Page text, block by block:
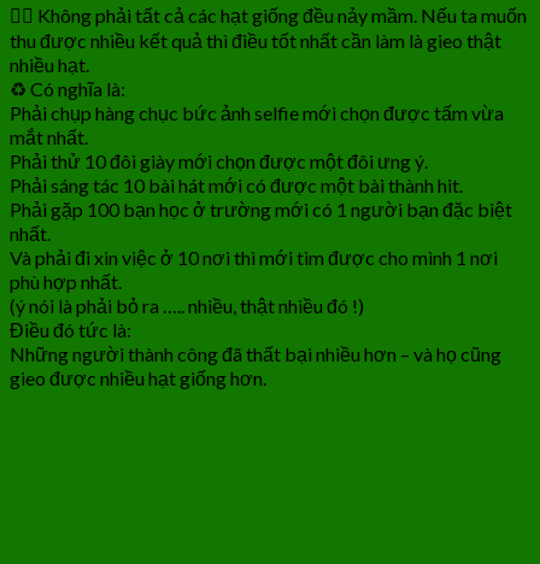
🤷‍♂️ Không phải tất cả các hạt giống đều nảy mầm. Nếu ta muốn
thu được nhiều kết quả thì điều tốt nhất cần làm là gieo thật
nhiều hạt.
♻️ Có nghĩa là:
Phải chụp hàng chục bức ảnh selfie mới chọn được tấm vừa
mắt nhất.
Phải thử 10 đôi giày mới chọn được một đôi ưng ý.
Phải sáng tác 10 bài hát mới có được một bài thành hit.
Phải gặp 100 bạn học ở trường mới có 1 người bạn đặc biệt
nhất.
Và phải đi xin việc ở 10 nơi thì mới tìm được cho mình 1 nơi
phù hợp nhất.
(ý nói là phải bỏ ra ….. nhiều, thật nhiều đó !)
Điều đó tức là:
Những người thành công đã thất bại nhiều hơn – và họ cũng
gieo được nhiều hạt giống hơn.